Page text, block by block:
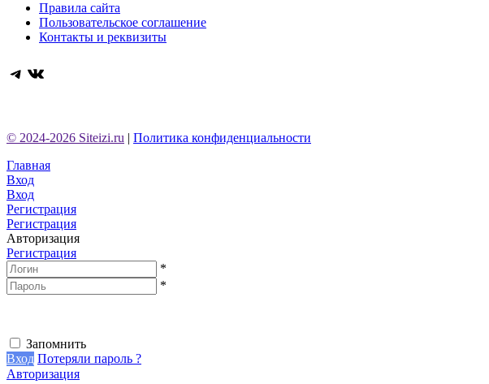
Правила сайта
Пользовательское соглашение
Контакты и реквизиты
Telegram
ВКонтакте
© 2024-2026 Siteizi.ru | Политика конфиденциальности
Главная
Вход
Вход
Регистрация
Регистрация
Авторизация
Регистрация
*
*
Запомнить
Вход Потеряли пароль ?
Авторизация